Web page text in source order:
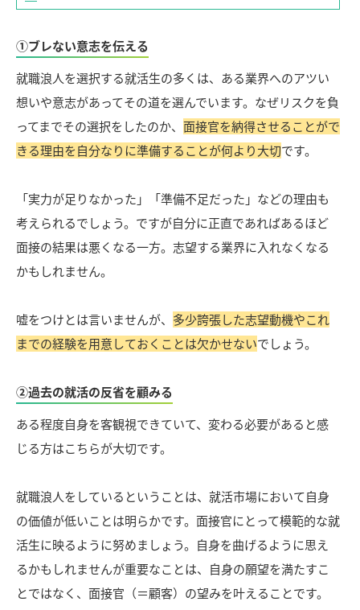
①ブレない意志を伝える
就職浪人を選択する就活生の多くは、ある業界へのアツい
想いや意志があってその道を選んでいます。なぜリスクを負
ってまでその選択をしたのか、 面接官を納得させることがで
きる理由を自分なりに準備することが何より大切です。
「実力が足りなかった」「準備不足だった」などの理由も
考えられるでしょう。ですが自分に正直であればあるほど
面接の結果は悪くなる一方。志望する業界に入れなくなる
かもしれません。
嘘をつけとは言いませんが、 多少誇張した志望動機やこれ
までの経験を用意しておくことは欠かせないでしょう。
②過去の就活の反省を顧みる
ある程度自身を客観視できていて、変わる必要があると感
じる方はこちらが大切です。
就職浪人をしているということは、就活市場において自身
の価値が低いことは明らかです。面接官にとって模範的な就
活生に映るように努めましょう。自身を曲げるように思え
るかもしれませんが重要なことは、自身の願望を満たすこ
とではなく、面接官（＝顧客）の望みを叶えることです。